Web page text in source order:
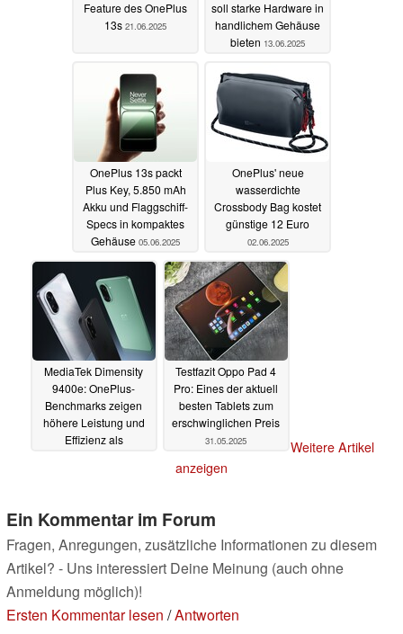
Feature des OnePlus
13s 21.06.2025
soll starke Hardware in
handlichem Gehäuse
bieten 13.06.2025
OnePlus 13s packt
Plus Key, 5.850 mAh
Akku und Flaggschiff-
Specs in kompaktes
Gehäuse 05.06.2025
OnePlus' neue
wasserdichte
Crossbody Bag kostet
günstige 12 Euro
02.06.2025
MediaTek Dimensity
9400e: OnePlus-
Benchmarks zeigen
höhere Leistung und
Effizienz als
Testfazit Oppo Pad 4
Pro: Eines der aktuell
besten Tablets zum
erschwinglichen Preis
31.05.2025
Weitere Artikel
anzeigen
Ein Kommentar im Forum
Fragen, Anregungen, zusätzliche Informationen zu diesem
Artikel? - Uns interessiert Deine Meinung (auch ohne
Anmeldung möglich)!
Ersten Kommentar lesen /Antworten